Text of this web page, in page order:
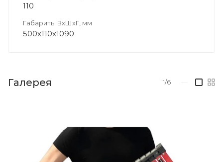
110
Габариты ВхШхГ, мм
500х110х1090
Галерея 1/6